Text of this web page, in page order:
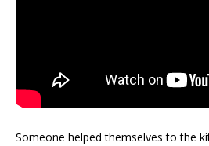
Someone helped themselves to the